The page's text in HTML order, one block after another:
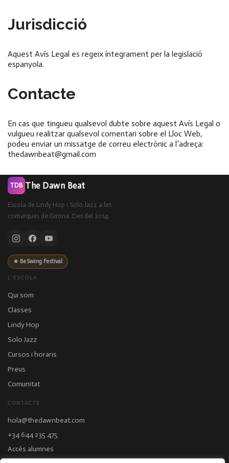
Jurisdicció
Aquest Avís Legal es regeix íntegrament per la legislació
espanyola.
Contacte
En cas que tingueu qualsevol dubte sobre aquest Avís Legal o
vulgueu realitzar qualsevol comentari sobre el Lloc Web,
podeu enviar un missatge de correu electrònic a l’adreça:
thedawnbeat@gmail.com
TDB The Dawn Beat
Escola de Lindy Hop i Solo Jazz a les
comarques de Girona. Des del 2014.
★ BeSwing Festival
L'ESCOLA
Qui som
Classes
Lindy Hop
Solo Jazz
Cursos i horaris
Preus
Comunitat
CONTACTE
hola@thedawnbeat.com
+34 644 235 475
Accés alumnes